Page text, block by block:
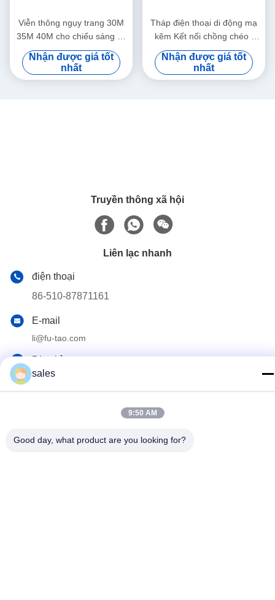
Viễn thông ngụy trang 30M
35M 40M cho chiếu sáng và
không dây
Nhận được giá tốt
nhất
Tháp điện thoại di động mạ
kẽm Kết nối chồng chéo /
mặt bích 25M 35M
Nhận được giá tốt
nhất
Truyền thông xã hội
Liên lạc nhanh
điện thoại
86-510-87871161
E-mail
li@fu-tao.com
Địa chỉ
Số 1 Đường Xinghe, Khu Công nghiệp Heqiao, Nghi Hưng,
Trung Quốc tốt Chất lượng Cột điện kim loại Nhà cung cấp. Bản
sales
9:50 AM
Good day, what product are you looking for?